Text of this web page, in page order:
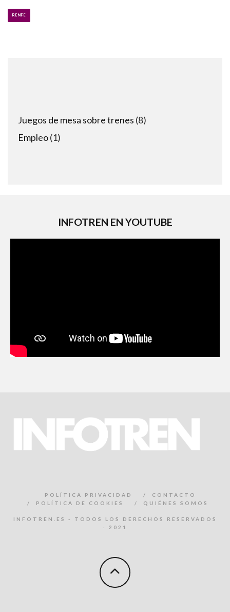
RENFE
Juegos de mesa sobre trenes 88
Empleo 11
INFOTREN EN YOUTUBE
POLÍTICA PRIVACIDAD
CONTACTO
POLÍTICA DE COOKIES
QUIÉNES SOMOS
INFOTREN.ES - TODOS LOS DERECHOS RESERVADOS
- 2021